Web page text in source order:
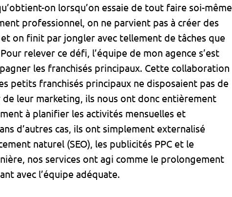
on lorsqu’on essaie de tout faire soi-même
professionnel, on ne parvient pas à créer des
on finit par jongler avec tellement de tâches que
relever ce défi, l’équipe de mon agence s’est
les franchisés principaux. Cette collaboration
petits franchisés principaux ne disposaient pas de
de leur marketing, ils nous ont donc entièrement
à planifier les activités mensuelles et
d’autres cas, ils ont simplement externalisé
naturel (SEO), les publicités PPC et le
nos services ont agi comme le prolongement
avec l’équipe adéquate.